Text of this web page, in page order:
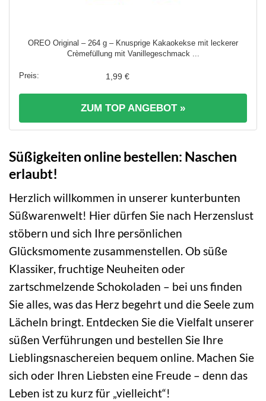
OREO Original – 264 g – Knusprige Kakaokekse mit leckerer
Crèmefüllung mit Vanillegeschmack ...
1,99 €
ZUM TOP ANGEBOT »
Süßigkeiten online bestellen: Naschen
erlaubt!
Herzlich willkommen in unserer kunterbunten
Süßwarenwelt! Hier dürfen Sie nach Herzenslust
stöbern und sich Ihre persönlichen
Glücksmomente zusammenstellen. Ob süße
Klassiker, fruchtige Neuheiten oder
zartschmelzende Schokoladen – bei uns finden
Sie alles, was das Herz begehrt und die Seele zum
Lächeln bringt. Entdecken Sie die Vielfalt unserer
süßen Verführungen und bestellen Sie Ihre
Lieblingsnaschereien bequem online. Machen Sie
sich oder Ihren Liebsten eine Freude – denn das
Leben ist zu kurz für „vielleicht“!